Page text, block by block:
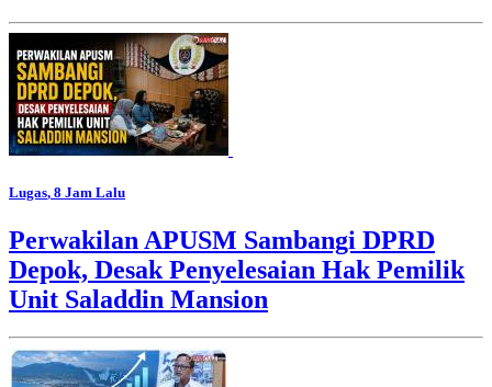
Lugas, 8 Jam Lalu
Perwakilan APUSM Sambangi DPRD
Depok, Desak Penyelesaian Hak Pemilik
Unit Saladdin Mansion